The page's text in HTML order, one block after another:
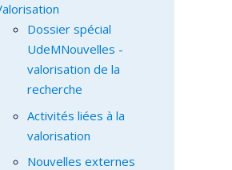
Dossier spécial
UdeMNouvelles -
valorisation de la
recherche
Activités liées à la
valorisation
Nouvelles externes